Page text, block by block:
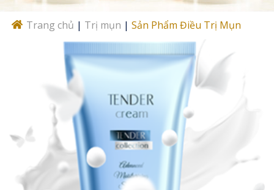
Trang chủ | Trị mụn | Sản Phẩm Điều Trị Mụn